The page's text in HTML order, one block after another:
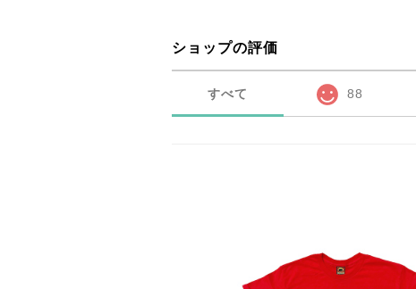
ショップの評価
すべて 88